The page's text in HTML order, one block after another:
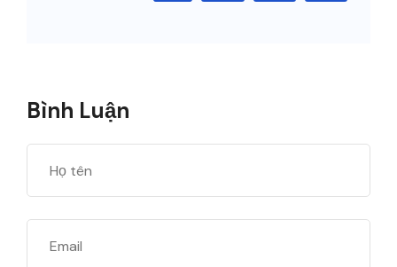
Bình Luận